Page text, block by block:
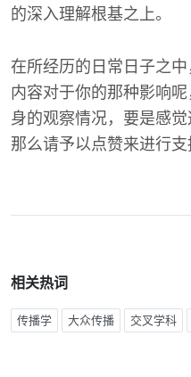
的深入理解根基之上。
在所经历的日常日子之
内容对于你的那种影响
身的观察情况，要是感觉
那么请予以点赞来进行支
相关热词
传播学 大众传播 交叉学科